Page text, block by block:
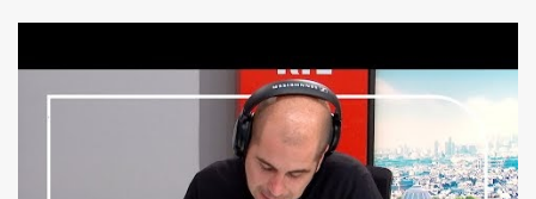
espresso molto ridotto, talvolta fino a poche gocce soltanto. È una
bevanda tipica dell' Italia Caffè lungo è ottenuto con le macchine
espresso facendo defluire più acqua del solito Caffè macchiato si
ottiene aggiungendo al caffè una «macchia» (ovvero una piccola
quantità) di latte Caffè schiumato è un tipo di caffè macchiato in